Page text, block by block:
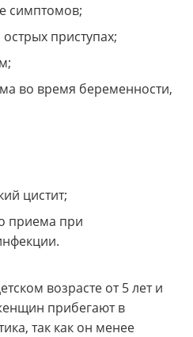
симптомов;
приступах;
во время беременности,
цистит;
приема при
возрасте от 5 лет и
прибегают в
так как он менее